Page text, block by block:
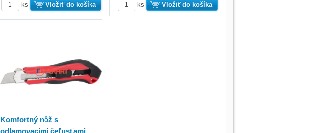
ks Vložiť do košíka ks Vložiť do košíka
Komfortný nôž s
odlamovacími čeľusťami,